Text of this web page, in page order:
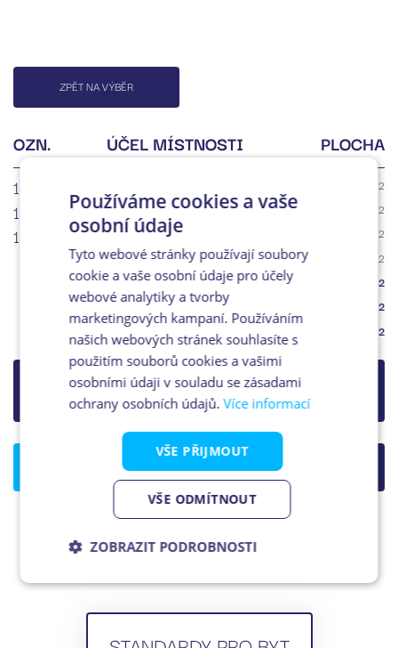
ZPĚT NA VÝBĚR
OZN. ÚČEL MÍSTNOSTI
PLOCHA
13.1
Chodba 2
13.2 Koupelna + WC 2
13.3 Obývací pokoj + KK 2
Plocha příček 2
Podlahová plocha 2
Terasa 2
Plocha celkem 2
Prodáno
STÁHNOUT KARTU BYTU (PDF)
Používáme cookies a vaše
osobní údaje
Tyto webové stránky používají soubory
cookie a vaše osobní údaje pro účely
webové analytiky a tvorby
marketingových kampaní. Používáním
našich webových stránek souhlasíte s
použitím souborů cookies a vašimi
osobními údaji v souladu se zásadami
ochrany osobních údajů.Více informací
VŠE PŘIJMOUT
VŠE ODMÍTNOUT
ZOBRAZIT PODROBNOSTI
Nezbytně
soubory
Analytika Marketing